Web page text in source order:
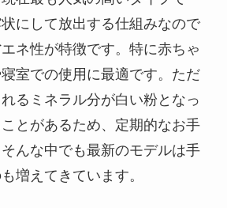
にして放出する仕組みなので
ネ性が特徴です。特に赤ちゃ
室での使用に最適です。ただ
るミネラル分が白い粉となっ
とがあるため、定期的なお手
んな中でも最新のモデルは手
増えてきています。